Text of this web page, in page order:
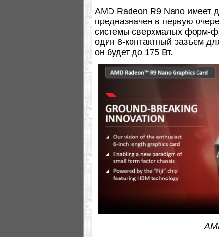
AMD Radeon R9 Nano имеет
предназначен в первую
системы сверхмалых форм-
один 8-контактный разъем
он будет до 175 Вт.